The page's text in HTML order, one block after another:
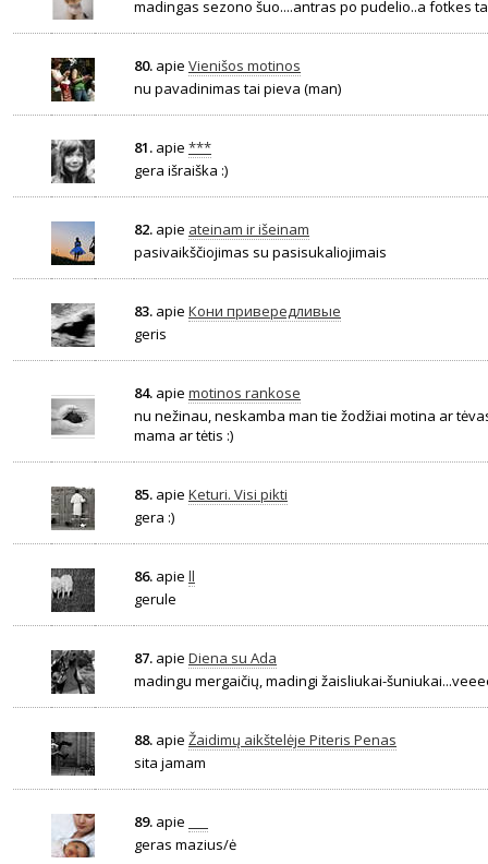
madingas sezono šuo....antras po pudelio..a fotkes
80. apie Vienišos motinos
nu pavadinimas tai pieva (man)
81. apie ***
gera išraiška :)
82. apie ateinam ir išeinam
pasivaikščiojimas su pasisukaliojimais
83. apie Кони привередливые
geris
84. apie motinos rankose
nu nežinau, neskamba man tie žodžiai motina ar
mama ar tėtis :)
85. apie Keturi. Visi pikti
gera :)
86. apie ll
gerule
87. apie Diena su Ada
madingu mergaičių, madingi žaisliukai-
88. apie Žaidimų aikštelėje Piteris Penas
sita jamam
89. apie
geras mazius/ė